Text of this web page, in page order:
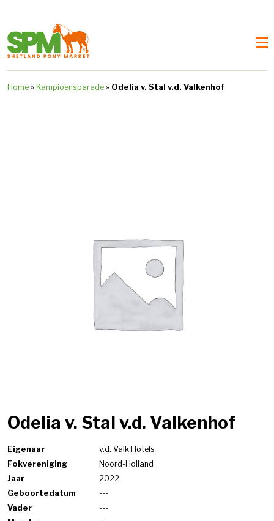
Home » Kampioensparade » Odelia v. Stal v.d. Valkenhof
Odelia v. Stal v.d. Valkenhof
Eigenaar
v.d. Valk Hotels
Fokvereniging
Noord-Holland
Jaar
2022
Geboortedatum
---
Vader
---